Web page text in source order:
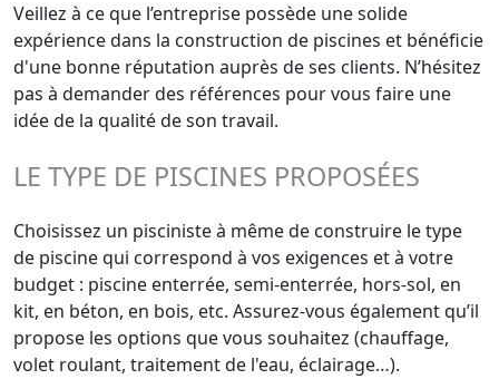
Veillez à ce que l’entreprise possède une solide
expérience dans la construction de piscines et bénéficie
d'une bonne réputation auprès de ses clients. N’hésitez
pas à demander des références pour vous faire une
idée de la qualité de son travail.
LE TYPE DE PISCINES PROPOSÉES
Choisissez un pisciniste à même de construire le type
de piscine qui correspond à vos exigences et à votre
budget : piscine enterrée, semi-enterrée, hors-sol, en
kit, en béton, en bois, etc. Assurez-vous également qu’il
propose les options que vous souhaitez (chauffage,
volet roulant, traitement de l'eau, éclairage…).